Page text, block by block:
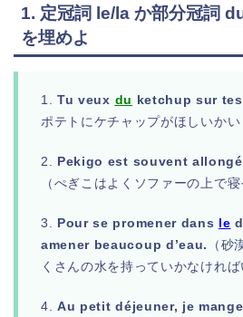
1. 定冠詞 le/la か部分冠詞
を埋めよ
1.Tu veux du ketchup sur
ポテトにケチャップがほしいかい
2. Pekigo est souvent
（ぺぎこはよくソファーの上で寝
3. Pour se promener dans le
amener beaucoup d’eau.
（砂
くさんの水を持っていかなければ
4.Au petit déjeuner, je